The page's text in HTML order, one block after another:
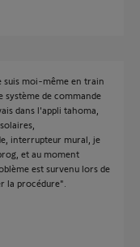
suis moi-même en train
système de commande
dans l'appli tahoma,
interrupteur mural, je
et au moment
est survenu lors de
la procédure".